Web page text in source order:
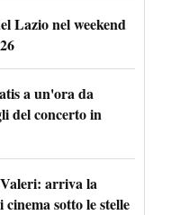
Lazio nel weekend
a un'ora da
del concerto in
arriva la
sotto le stelle